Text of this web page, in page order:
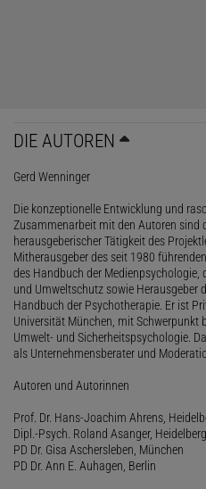
DIE AUTOREN
Gerd Wenninger
Die konzeptionelle Entwicklung und
Zusammenarbeit mit den Autoren sind
herausgeberischer Tätigkeit des
Mitherausgeber des seit 1980
des Handbuch der Medienpsychologie,
und Umweltschutz sowie Herausgeber
Handbuch der Psychotherapie. Er ist
Universität München, mit Schwerpunkt
Umwelt- und Sicherheitspsychologie.
als Unternehmensberater und
Autoren und Autorinnen
Prof. Dr. Hans-Joachim Ahrens,
Dipl.-Psych. Roland Asanger, Heidelberg
PD Dr. Gisa Aschersleben, München
PD Dr. Ann E. Auhagen, Berlin